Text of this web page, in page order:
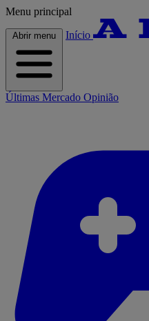
Menu principal
Abrir menu Início
Últimas Mercado Opinião